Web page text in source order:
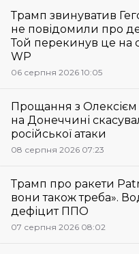
Трамп звинуватив
не повідомили про
Той перекинув це на
WP
06 серпня 2026 10:05
Прощання з
на Донеччині
російської атаки
08 серпня 2026 07:23
Трамп про ракети
вони також треба».
дефіцит ППО
07 серпня 2026 08:02